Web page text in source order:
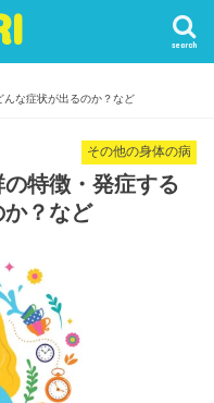
search
な症状が出るのか？など
その他の身体の病
特徴・発症する
か？など